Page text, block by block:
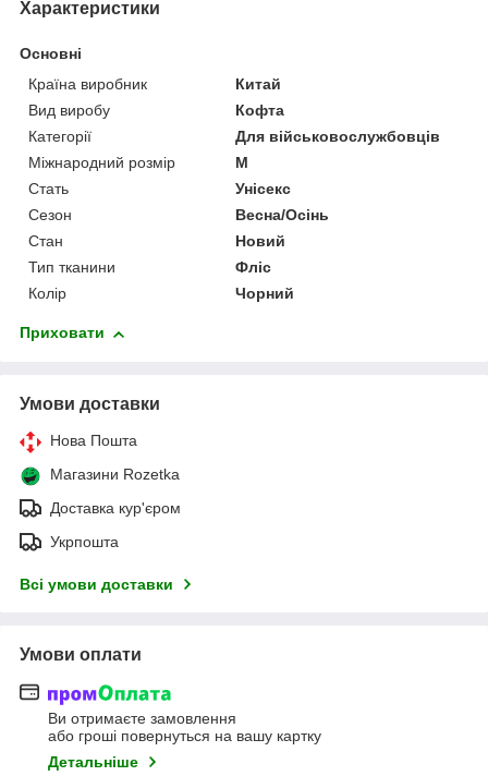
Характеристики
Основні
Країна виробник
Китай
Вид виробу
Кофта
Категорії
Для військовослужбовців
Міжнародний розмір
M
Стать
Унісекс
Сезон
Весна/Осінь
Стан
Новий
Тип тканини
Фліс
Колір
Чорний
Приховати
Умови доставки
Нова Пошта
Магазини Rozetka
Доставка кур'єром
Укрпошта
Всі умови доставки
Умови оплати
Ви отримаєте замовлення
або гроші повернуться на вашу картку
Детальніше